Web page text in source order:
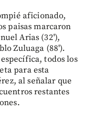
aficionado,
paisas marcaron
Arias (32'),
Zuluaga (88').
todos los
para esta
al señalar que
restantes